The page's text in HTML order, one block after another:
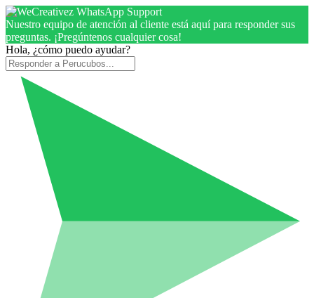
Nuestro equipo de atención al cliente está aquí para responder sus
preguntas. ¡Pregúntenos cualquier cosa!
Hola, ¿cómo puedo ayudar?